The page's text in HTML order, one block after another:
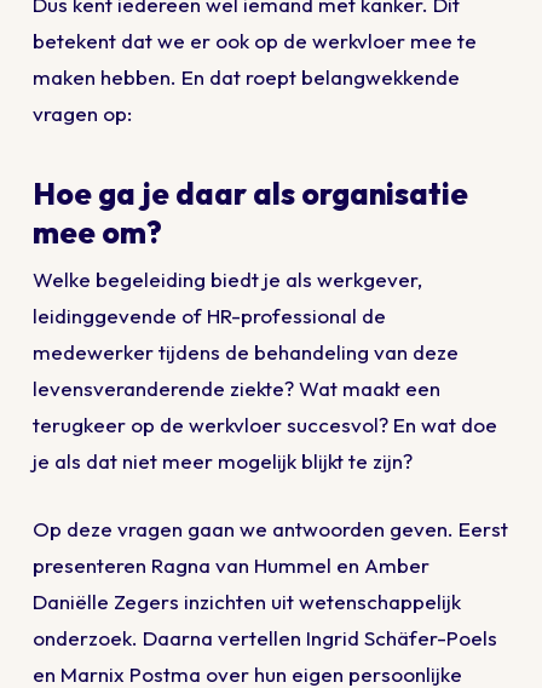
betekent dat we er ook op de werkvloer mee te
maken hebben. En dat roept belangwekkende
vragen op:
Hoe ga je daar als organisatie
mee om?
Welke begeleiding biedt je als werkgever,
leidinggevende of HR-professional de
medewerker tijdens de behandeling van deze
levensveranderende ziekte? Wat maakt een
terugkeer op de werkvloer succesvol? En wat doe
je als dat niet meer mogelijk blijkt te zijn?
Op deze vragen gaan we antwoorden geven. Eerst
presenteren Ragna van Hummel en Amber
Daniëlle Zegers inzichten uit wetenschappelijk
onderzoek. Daarna vertellen Ingrid Schäfer-Poels
en Marnix Postma over hun eigen persoonlijke